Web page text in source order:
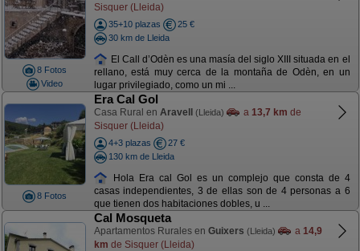
8 Fotos
Video
Sisquer (Lleida)
35+10 plazas
25 €
30 km de Lleida
El Call d’Odèn es una masía del siglo XIII situada en el
rellano, está muy cerca de la montaña de Odèn, en un
lugar privilegiado, como un mi ...
8 Fotos
Era Cal Gol
Casa Rural en Aravell (Lleida) a 13,7 km de
Sisquer (Lleida)
4+3 plazas
27 €
130 km de Lleida
Hola Era cal Gol es un complejo que consta de 4
casas independientes, 3 de ellas son de 4 personas a 6
que tienen dos habitaciones dobles, u ...
Cal Mosqueta
Apartamentos Rurales en Guixers (Lleida) a 14,9
km de Sisquer (Lleida)